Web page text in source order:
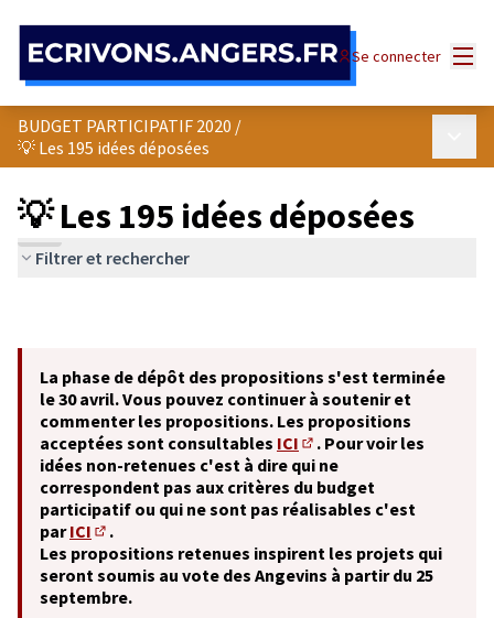
Se connecter
BUDGET PARTICIPATIF 2020 /
💡 Les 195 idées déposées
💡 Les 195 idées déposées
Filtrer et rechercher
La phase de dépôt des propositions s'est terminée
le 30 avril. Vous pouvez continuer à soutenir et
commenter les propositions. Les propositions
acceptées sont consultables ICI
(S'ouvre dans un nouvel
. Pour voir les
idées non-retenues c'est à dire qui ne
correspondent pas aux critères du budget
participatif ou qui ne sont pas réalisables c'est
parICI
(S'ouvre dans un nouvel onglet)
.
Les propositions retenues inspirent les projets qui
seront soumis au vote des Angevins à partir du 25
septembre.